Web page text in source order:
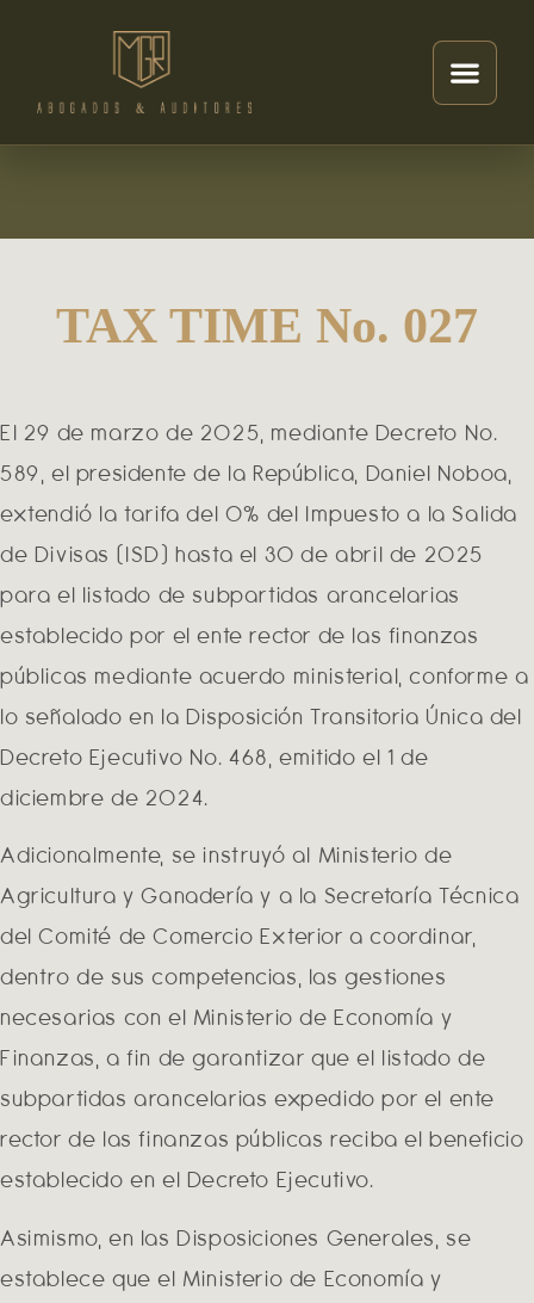
TAX TIME No. 027
El 29 de marzo de 2025, mediante Decreto No.
589, el presidente de la República, Daniel Noboa,
extendió la tarifa del 0% del Impuesto a la Salida
de Divisas (ISD) hasta el 30 de abril de 2025
para el listado de subpartidas arancelarias
establecido por el ente rector de las finanzas
públicas mediante acuerdo ministerial, conforme a
lo señalado en la Disposición Transitoria Única del
Decreto Ejecutivo No. 468, emitido el 1 de
diciembre de 2024.
Adicionalmente, se instruyó al Ministerio de
Agricultura y Ganadería y a la Secretaría Técnica
del Comité de Comercio Exterior a coordinar,
dentro de sus competencias, las gestiones
necesarias con el Ministerio de Economía y
Finanzas, a fin de garantizar que el listado de
subpartidas arancelarias expedido por el ente
rector de las finanzas públicas reciba el beneficio
establecido en el Decreto Ejecutivo.
Asimismo, en las Disposiciones Generales, se
establece que el Ministerio de Economía y